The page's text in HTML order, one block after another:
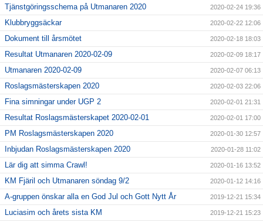
Tjänstgöringsschema på Utmanaren 2020 2020-02-24 19:36
Klubbryggsäckar 2020-02-22 12:06
Dokument till årsmötet 2020-02-18 18:03
Resultat Utmanaren 2020-02-09 2020-02-09 18:17
Utmanaren 2020-02-09 2020-02-07 06:13
Roslagsmästerskapen 2020 2020-02-03 22:06
Fina simningar under UGP 2 2020-02-01 21:31
Resultat Roslagsmästerskapet 2020-02-01 2020-02-01 17:00
PM Roslagsmästerskapen 2020 2020-01-30 12:57
Inbjudan Roslagsmästerskapen 2020 2020-01-28 11:02
Lär dig att simma Crawl! 2020-01-16 13:52
KM Fjäril och Utmanaren söndag 9/2 2020-01-12 14:16
A-gruppen önskar alla en God Jul och Gott Nytt År 2019-12-21 15:34
Luciasim och årets sista KM 2019-12-21 15:23